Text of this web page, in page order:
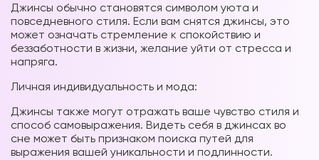
Джинсы обычно становятся символом уюта и
повседневного стиля. Если вам снятся джинсы, это
может означать стремление к спокойствию и
беззаботности в жизни, желание уйти от стресса и
напряга.
Личная индивидуальность и мода:
Джинсы также могут отражать ваше чувство стиля и
способ самовыражения. Видеть себя в джинсах во
сне может быть признаком поиска путей для
выражения вашей уникальности и подлинности.